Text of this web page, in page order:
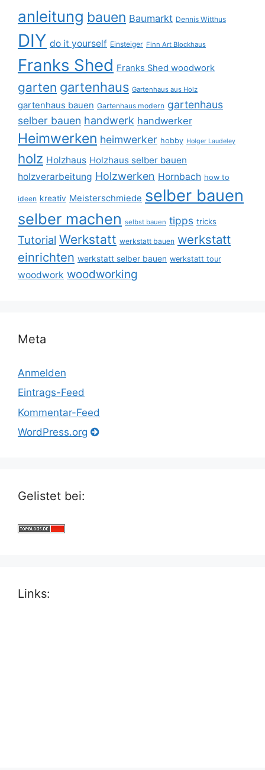
anleitung bauen Baumarkt Dennis Witthus
DIY do it yourself Einsteiger Finn Art Blockhaus
Franks Shed Franks Shed woodwork
garten gartenhaus Gartenhaus aus Holz
gartenhaus bauen Gartenhaus modern gartenhaus
selber bauen handwerk handwerker
Heimwerken heimwerker hobby Holger Laudeley
holz Holzhaus Holzhaus selber bauen
holzverarbeitung Holzwerken Hornbach how to
ideen kreativ Meisterschmiede selber bauen
selber machen selbst bauen tipps tricks
Tutorial Werkstatt werkstatt bauen werkstatt
einrichten werkstatt selber bauen werkstatt tour
woodwork woodworking
Meta
Anmelden
Eintrags-Feed
Kommentar-Feed
WordPress.org
Gelistet bei:
Links: